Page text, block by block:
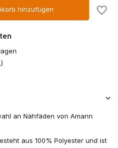
hinzufügen
an Nähfäden von Amann
aus 100% Polyester und ist